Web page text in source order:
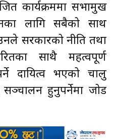
कार्यक्रममा सभामुख
लागि सबैको साथ
सरकारको नीति तथा
साथै महत्वपूर्ण
दायित्व भएको चालु
हुनुपर्नेमा जोड